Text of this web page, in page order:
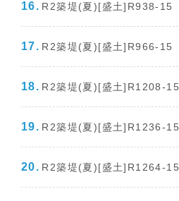
R2築堤(夏)[盛土]R938-15
R2築堤(夏)[盛土]R966-15
R2築堤(夏)[盛土]R1208-15
R2築堤(夏)[盛土]R1236-15
R2築堤(夏)[盛土]R1264-15